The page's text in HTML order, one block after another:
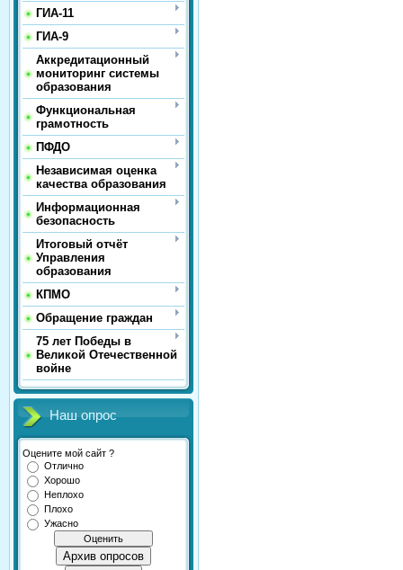
ГИА-11
ГИА-9
Аккредитационный
мониторинг системы
образования
Функциональная
грамотность
ПФДО
Независимая оценка
качества образования
Информационная
безопасность
Итоговый отчёт
Управления
образования
КПМО
Обращение граждан
75 лет Победы в
Великой Отечественной
войне
Наш опрос
Оцените мой сайт ?
Отлично
Хорошо
Неплохо
Плохо
Ужасно
Архив опросов